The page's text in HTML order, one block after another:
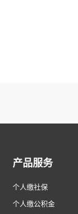
产品服务
个人缴社保
个人缴公积金